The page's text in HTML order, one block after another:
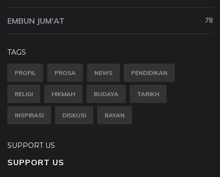
EMBUN JUM'AT 78
TAGS
PROFIL PROSA NEWS PENDIDIKAN
RELIGI HIKMAH BUDAYA TARIKH
INSPIRASI DISKUSI BAYAN
SUPPORT US
SUPPORT US